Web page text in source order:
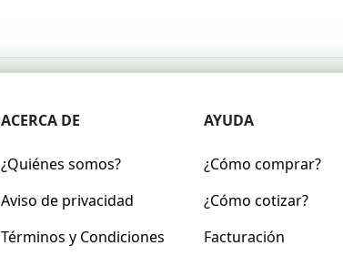
ACERCA DE
¿Quiénes somos?
Aviso de privacidad
Términos y Condiciones
AYUDA
¿Cómo comprar?
¿Cómo cotizar?
Facturación